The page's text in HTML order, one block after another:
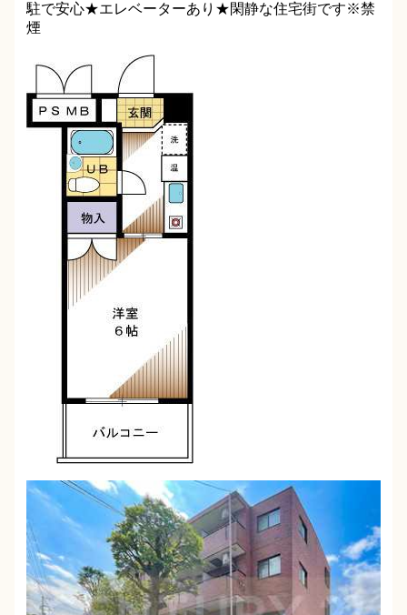
駐で安心★エレベーターあり★閑静な住宅街です※禁
煙